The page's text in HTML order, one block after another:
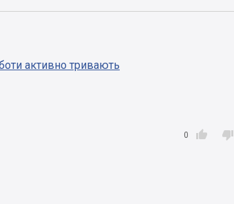
активно тривають

0 